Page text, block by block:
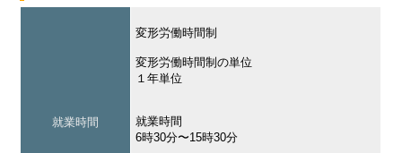
就業時間
変形労働時間制
変形労働時間制の単位
１年単位
就業時間
6時30分〜15時30分